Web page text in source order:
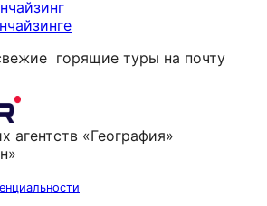
горящие туры на почту
агентств «География»